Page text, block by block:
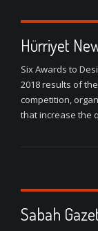
Hürriyet
Six Awards to
2018 results of
competition,
that increase the
Sabah